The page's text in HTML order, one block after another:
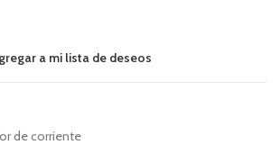
a mi lista de deseos
de corriente